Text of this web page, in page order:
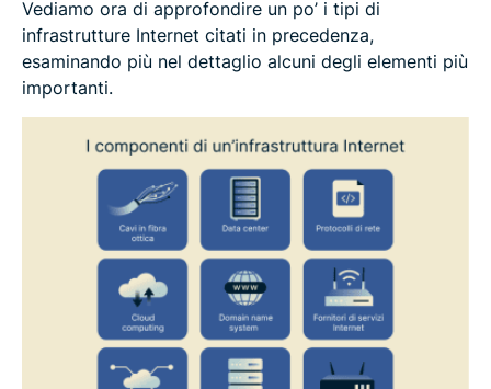
Vediamo ora di approfondire un po’ i tipi di
infrastrutture Internet citati in precedenza,
esaminando più nel dettaglio alcuni degli elementi più
importanti.